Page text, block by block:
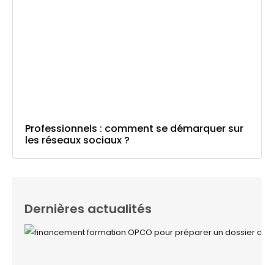
Professionnels : comment se démarquer sur
les réseaux sociaux ?
Dernières actualités